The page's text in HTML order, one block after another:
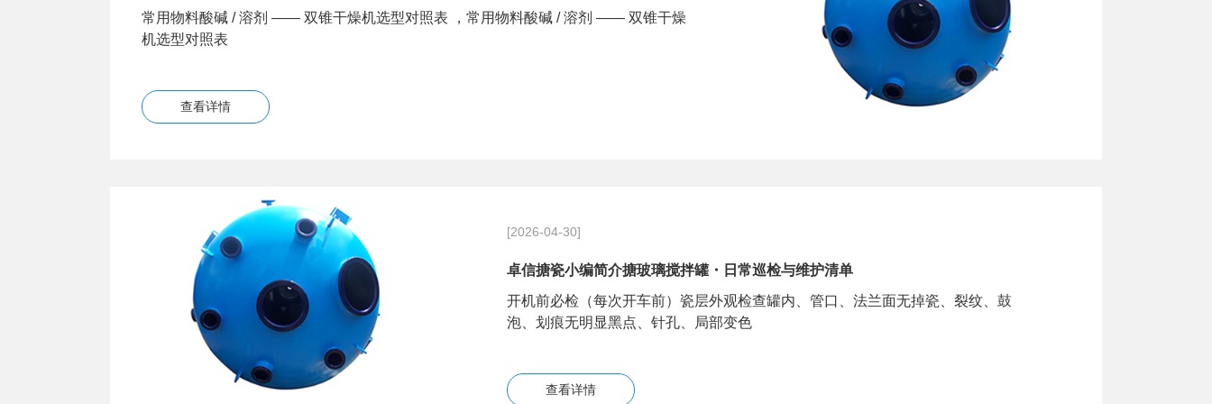
常用物料酸碱 / 溶剂 —— 双锥干燥机选型对照表 ，常用物料酸碱 / 溶剂 —— 双锥干燥
机选型对照表
查看详情
[2026-04-30]
卓信搪瓷小编简介搪玻璃搅拌罐・日常巡检与维护清单
开机前必检（每次开车前）瓷层外观检查罐内、管口、法兰面无掉瓷、裂纹、鼓
泡、划痕无明显黑点、针孔、局部变色
查看详情